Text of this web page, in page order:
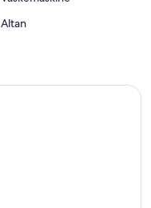
Altan